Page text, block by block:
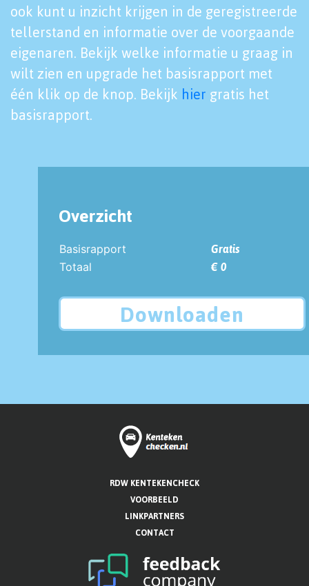
ook kunt u inzicht krijgen in de geregistreerde
tellerstand en informatie over de voorgaande
eigenaren. Bekijk welke informatie u graag in
wilt zien en upgrade het basisrapport met
één klik op de knop. Bekijk hier gratis het
basisrapport.
Overzicht
Basisrapport
Gratis
Totaal
€ 0
Downloaden
RDW KENTEKENCHECK
VOORBEELD
LINKPARTNERS
CONTACT